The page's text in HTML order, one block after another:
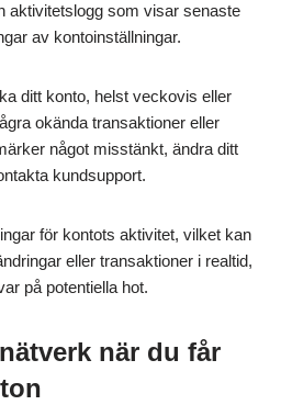
aktivitetslogg som visar senaste
av kontoinställningar.
ditt konto, helst veckovis eller
okända transaktioner eller
något misstänkt, ändra ditt
kundsupport.
för kontots aktivitet, vilket kan
eller transaktioner i realtid,
på potentiella hot.
när du får